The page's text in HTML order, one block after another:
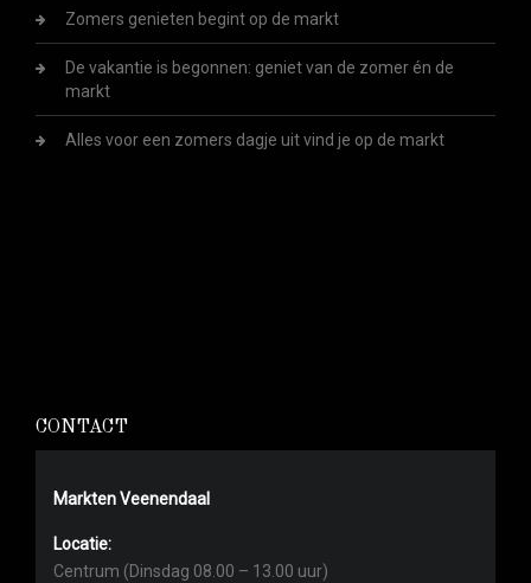
Zomers genieten begint op de markt
De vakantie is begonnen: geniet van de zomer én de
markt
Alles voor een zomers dagje uit vind je op de markt
CONTACT
Markten Veenendaal
Locatie:
Centrum (Dinsdag 08.00 – 13.00 uur)